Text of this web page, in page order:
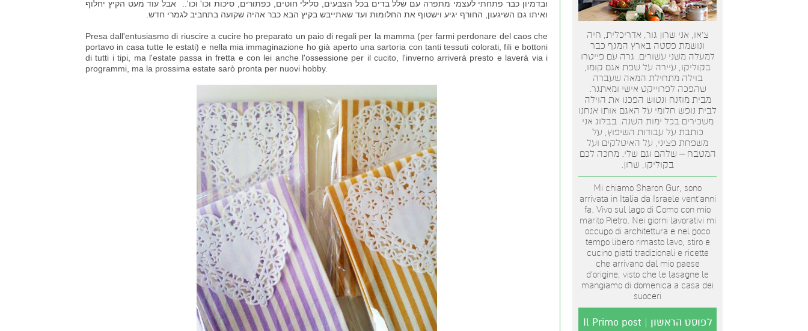
צ’או, אני שרון גור, אדריכלית, חיה
ונושמת פסטה בארץ המגף כבר
למעלה משני עשורים. גרה עם פייטרו
בקוליקו, עיירה על שפת אגם קומו,
בוילה מתחילת המאה שעברה
שהפכה לפרוייקט אישי ומאתגר.
מבית מוזנח ונטוש הפכנו את הוילה
לבית נופש חלומי על האגם אותו אנחנו
משכירים בכל ימות השנה. בבלוג אני
כותבת על עבודות השיפוץ, על
משפחת פציני, על האיטלקים ועל
המטבח – שלהם וגם שלי. מחכה לכם
בקוליקו, שרון.
Mi chiamo Sharon Gur, sono
arrivata in Italia da Israele vent'anni
fa. Vivo sul lago di Como con mio
marito Pietro. Nei giorni lavorativi mi
occupo di architettura e nel poco
tempo libero rimasto lavo, stiro e
cucino piatti tradizionali e ricette
che arrivano dal mio paese
d’origine, visto che le lasagne le
mangiamo di domenica a casa dei
suoceri
לפוסט הראשון | Il Primo post
ובדמיון כבר פתחתי לעצמי מתפרה עם שלל בדים בכל הצבעים, סלילי חוטים, כפתורים, סיכות וכו' וכו'.. אבל עוד מעט הקיץ יחלוף
ואיתו גם השיגעון, החורף יגיע וישטוף את החלומות ועד שאתייבש בקיץ הבא כבר אהיה שקועה בתחביב לגמרי חדש.
Presa dall'entusiasmo di riuscire a cucire ho preparato un paio di regali per la mamma (per farmi perdonare del caos che
portavo in casa tutte le estati) e nella mia immaginazione ho già aperto una sartoria con tanti tessuti colorati, fili e bottoni
di tutti i tipi, ma l'estate passa in fretta e con lei anche l'ossessione per il cucito, l'inverno arriverà presto e laverà via i
programmi, ma la prossima estate sarò pronta per nuovi hobby.